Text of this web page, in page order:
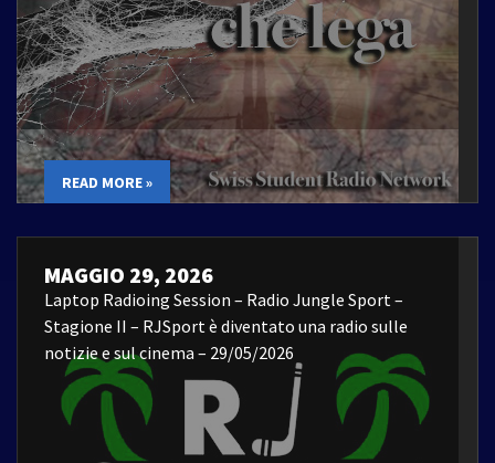
READ MORE »
MAGGIO 29, 2026
Laptop Radioing Session – Radio Jungle Sport –
Stagione II – RJSport è diventato una radio sulle
notizie e sul cinema – 29/05/2026